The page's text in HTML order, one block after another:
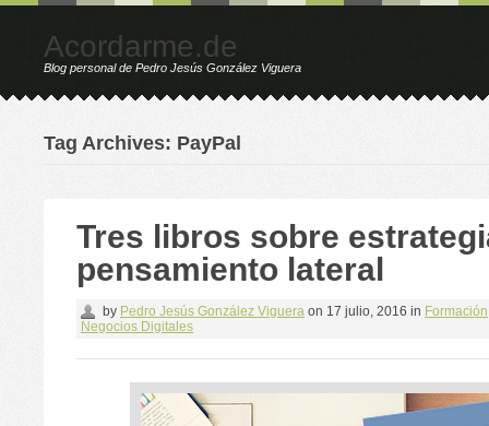
Acordarme.de
Blog personal de Pedro Jesús González Viguera
Tag Archives: PayPal
Tres libros sobre
pensamiento lateral
by Pedro Jesús González Viguera on 17 julio, 2016 in Formación
Negocios Digitales